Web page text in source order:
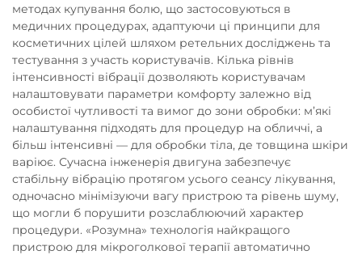
методах купування болю, що застосовуються в
медичних процедурах, адаптуючи ці принципи для
косметичних цілей шляхом ретельних досліджень та
тестування з участь користувачів. Кілька рівнів
інтенсивності вібрації дозволяють користувачам
налаштовувати параметри комфорту залежно від
особистої чутливості та вимог до зони обробки: м’які
налаштування підходять для процедур на обличчі, а
більш інтенсивні — для обробки тіла, де товщина шкіри
варіює. Сучасна інженерія двигуна забезпечує
стабільну вібрацію протягом усього сеансу лікування,
одночасно мінімізуючи вагу пристрою та рівень шуму,
що могли б порушити розслаблюючий характер
процедури. «Розумна» технологія найкращого
пристрою для мікроголкової терапії автоматично